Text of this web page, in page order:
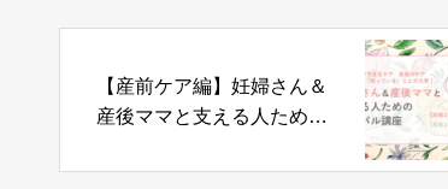
【産前ケア編】妊婦さん＆
産後ママと支える人ための